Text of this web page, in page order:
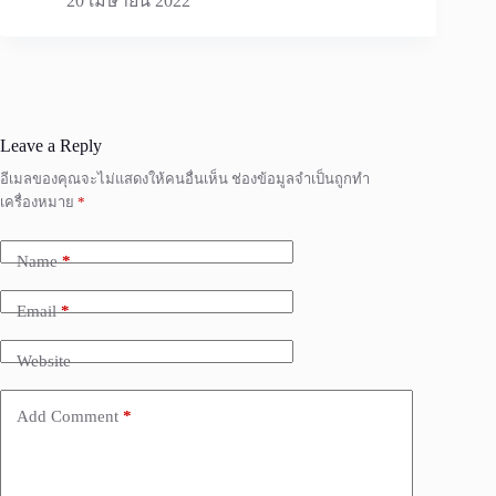
Leave a Reply
อีเมลของคุณจะไม่แสดงให้คนอื่นเห็น ช่องข้อมูลจำเป็นถูกทำ
เครื่องหมาย *
Name*
Email*
Website
Add Comment *